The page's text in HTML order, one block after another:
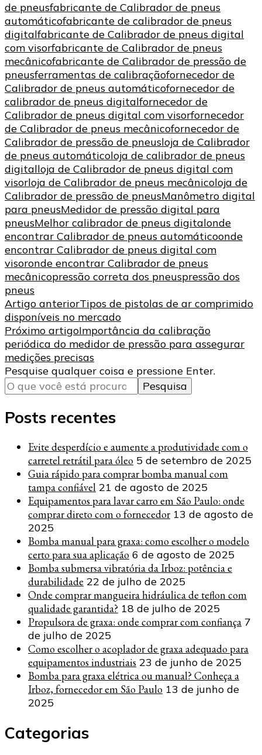
de pneusfabricante de Calibrador de pneus
automáticofabricante de calibrador de pneus
digitalfabricante de Calibrador de pneus digital
com visorfabricante de Calibrador de pneus
mecânicofabricante de Calibrador de pressão de
pneusferramentas de calibraçãofornecedor de
Calibrador de pneus automáticofornecedor de
calibrador de pneus digitalfornecedor de
Calibrador de pneus digital com visorfornecedor
de Calibrador de pneus mecânicofornecedor de
Calibrador de pressão de pneusloja de Calibrador
de pneus automáticoloja de calibrador de pneus
digitalloja de Calibrador de pneus digital com
visorloja de Calibrador de pneus mecânicoloja de
Calibrador de pressão de pneusManômetro digital
para pneusMedidor de pressão digital para
pneusMelhor calibrador de pneus digitalonde
encontrar Calibrador de pneus automáticoonde
encontrar Calibrador de pneus digital com
visoronde encontrar Calibrador de pneus
mecânicopressão correta dos pneuspressão dos
pneus
Navegação
de
post
Artigo anteriorTipos de pistolas de ar comprimido
disponíveis no mercado
Próximo artigoImportância da calibração
periódica do medidor de pressão para assegurar
medições precisas
Procurando
algo?
Pesquise qualquer coisa e pressione Enter.
Posts recentes
Evite desperdício e aumente a produtividade com o
carretel retrátil para óleo 5 de setembro de 2025
Guia rápido para comprar bomba manual com
tampa confiável 21 de agosto de 2025
Equipamentos para lavar carro em São Paulo: onde
comprar direto com o fornecedor 13 de agosto de
2025
Bomba manual para graxa: como escolher o modelo
certo para sua aplicação 6 de agosto de 2025
Bomba submersa vibratória da Irboz: potência e
durabilidade 22 de julho de 2025
Onde comprar mangueira hidráulica de teflon com
qualidade garantida? 18 de julho de 2025
Propulsora de graxa: onde comprar com confiança 7
de julho de 2025
Como escolher o acoplador de graxa adequado para
equipamentos industriais 23 de junho de 2025
Bomba para graxa elétrica ou manual? Conheça a
Irboz, fornecedor em São Paulo 13 de junho de
2025
Categorias